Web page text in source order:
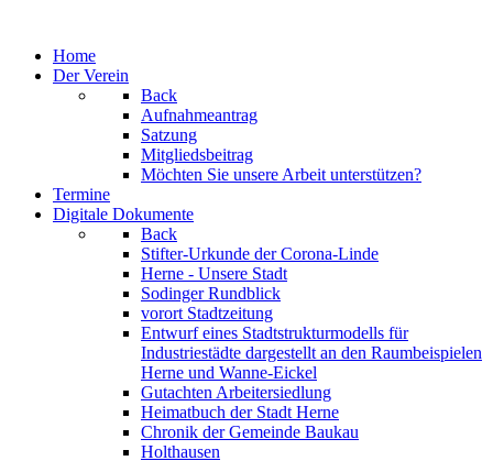
Home
Der Verein
Back
Aufnahmeantrag
Satzung
Mitgliedsbeitrag
Möchten Sie unsere Arbeit unterstützen?
Termine
Digitale Dokumente
Back
Stifter-Urkunde der Corona-Linde
Herne - Unsere Stadt
Sodinger Rundblick
vorort Stadtzeitung
Entwurf eines Stadtstrukturmodells für
Industriestädte dargestellt an den Raumbeispielen
Herne und Wanne-Eickel
Gutachten Arbeitersiedlung
Heimatbuch der Stadt Herne
Chronik der Gemeinde Baukau
Holthausen